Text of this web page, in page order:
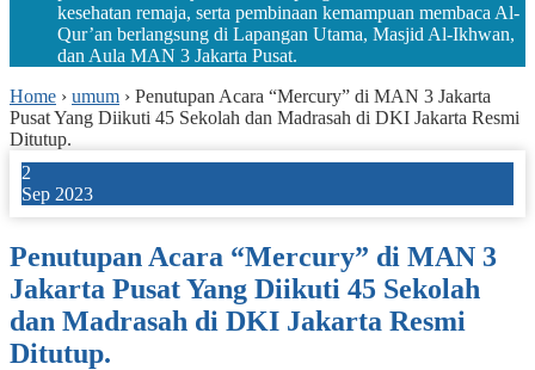
kesehatan remaja, serta pembinaan kemampuan membaca Al-
Qur’an berlangsung di Lapangan Utama, Masjid Al-Ikhwan,
dan Aula MAN 3 Jakarta Pusat.
Home › umum › Penutupan Acara “Mercury” di MAN 3 Jakarta
Pusat Yang Diikuti 45 Sekolah dan Madrasah di DKI Jakarta Resmi
Ditutup.
2
Sep 2023
Penutupan Acara “Mercury” di MAN 3
Jakarta Pusat Yang Diikuti 45 Sekolah
dan Madrasah di DKI Jakarta Resmi
Ditutup.